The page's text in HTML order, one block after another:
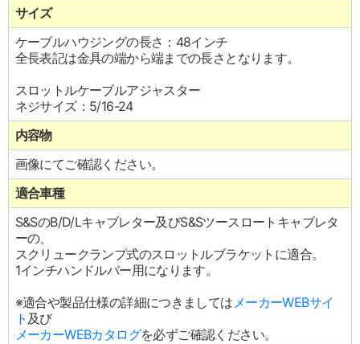
サイズ
ケーブルハウジングの長さ：48インチ
全長表記は金具の端から端までの長さとなります。
スロットルケーブルアジャスター
ネジサイズ：5/16-24
内容物
画像にてご確認ください。
適合車種
S&SのB/D/Lキャブレター及びS&Sツースロートキャブレタ
ーの、
スクリュークランプ式のスロットルブラケットに適合。
1インチハンドルバー用になります。
※適合や製品仕様の詳細につきましてはメーカーWEBサイ
ト 及び
メーカーWEBカタログを必ずご確認ください。